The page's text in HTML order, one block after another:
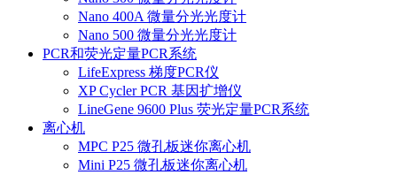
Nano 400A 微量分光光度计
Nano 500 微量分光光度计
PCR和荧光定量PCR系统
LifeExpress 梯度PCR仪
XP Cycler PCR 基因扩增仪
LineGene 9600 Plus 荧光定量PCR系统
离心机
MPC P25 微孔板迷你离心机
Mini P25 微孔板迷你离心机